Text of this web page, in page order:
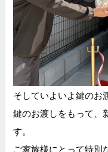
そしていよいよ鍵のお
鍵のお渡しをもって、
す。
ご家族様にとって特別